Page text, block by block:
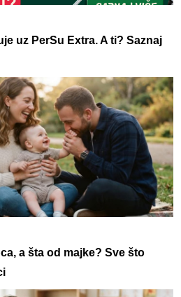
uz PerSu Extra. A ti? Saznaj
a šta od majke? Sve što